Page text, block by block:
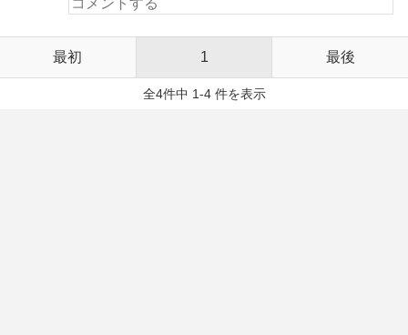
最初 1 最後
全4件中 1-4 件を表示